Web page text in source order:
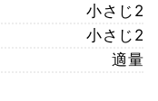
小さじ2
小さじ2
適量